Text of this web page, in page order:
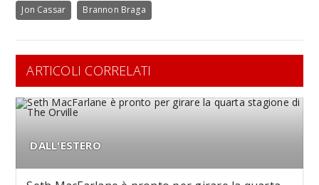
Jon Cassar Brannon Braga
ARTICOLI CORRELATI
DALL'ESTERO